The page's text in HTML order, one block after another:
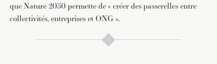
que Nature 2050 permette de « créer des passerelles entre
collectivités, entreprises et ONG ».